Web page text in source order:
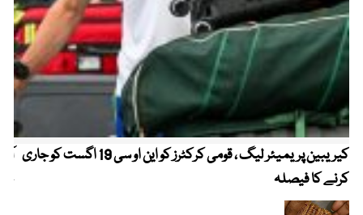
کیریبین پریمیئر لیگ ، قومی کرکٹرز کو این او سی 19 اگست کو جاری
کرنے کا فیصلہ